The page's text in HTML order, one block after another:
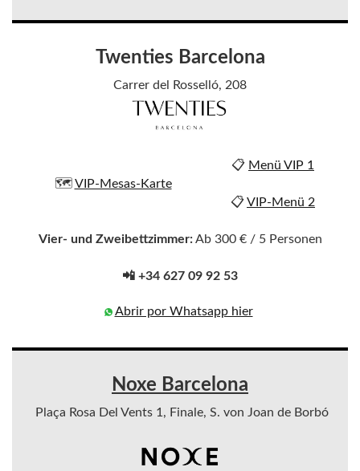
Twenties Barcelona
Carrer del Rosselló, 208
🗺️ VIP-Mesas-Karte
📋 Menü VIP 1
📋VIP-Menü 2
Vier- und Zweibettzimmer:Ab 300 € / 5 Personen
📲 +34 627 09 92 53
Abrir por Whatsapp hier
Noxe Barcelona
Plaça Rosa Del Vents 1, Finale, S. von Joan de Borbó